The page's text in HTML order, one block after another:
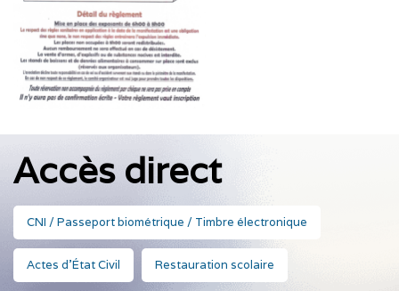
Accès direct
CNI / Passeport biométrique / Timbre électronique
Actes d'État Civil Restauration scolaire